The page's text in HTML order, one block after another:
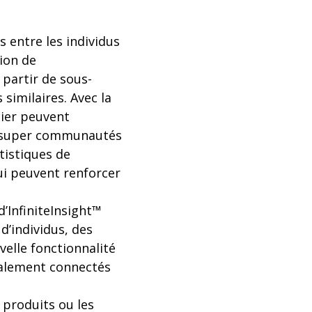
entre les individus
de
de sous-
Avec la
peuvent
communautés
de
peuvent renforcer
des
fonctionnalité
connectés
ou les